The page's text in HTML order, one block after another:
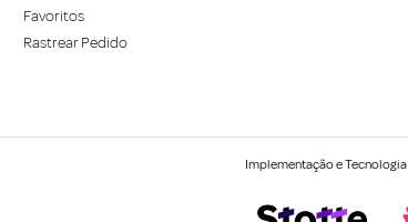
Favoritos
Rastrear Pedido
Implementação e Tecnologia